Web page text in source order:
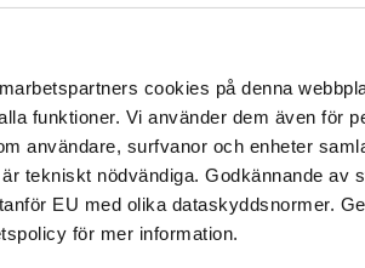
cookies på denna
funktioner. Vi använder dem även för
användare, surfvanor och enheter
tekniskt nödvändiga. Godkännande av
EU med olika dataskyddsnormer.
för mer information.